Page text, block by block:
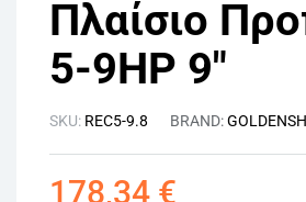
Πλαίσιο
5-9HP 9″
SKU: REC5-9.8 BRAND:
178,34 €